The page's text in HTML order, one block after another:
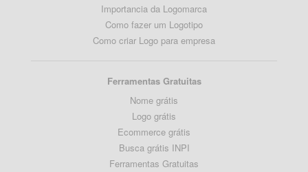
Importancia da Logomarca
Como fazer um Logotipo
Como criar Logo para empresa
Ferramentas Gratuitas
Nome grátis
Logo grátis
Ecommerce grátis
Busca grátis INPI
Ferramentas Gratuitas